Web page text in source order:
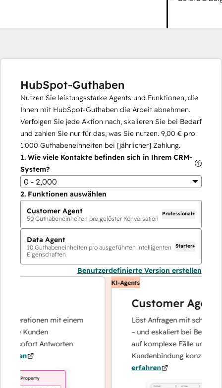
HubSpot-Guthaben
Nutzen Sie leistungsstarke Agents und Funktionen, die
Ihnen mit HubSpot-Guthaben die Arbeit abnehmen.
Verfolgen Sie jede Aktion nach, skalieren Sie bei Bedarf
und zahlen Sie nur für das, was Sie nutzen. 9,00 € pro
1.000 Guthabeneinheiten bei [jährlicher] Zahlung.
1. Wie viele Kontakte befinden sich in Ihrem CRM-
System?
0 - 2,000
2. Funktionen auswählen
Customer Agent
50 Guthabeneinheiten pro gelöster Konversation
Professional+
Data Agent
10 Guthabeneinheiten pro ausgeführten intelligenten
Eigenschaften
Starter+
Benutzerdefinierte Version erstellen
mit einem
Kunden
sofort Antworten
KI-Agents
Customer Agent
Löst Anfragen mit schnellen,
– und eskaliert bei Bedarf,
auf komplexe Fälle und den
Kundenbindung konzentrieren
erfahren